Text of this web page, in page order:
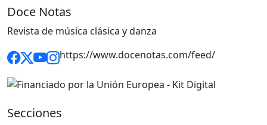
Doce Notas
Revista de música clásica y danza
https://www.docenotas.com/feed/
Secciones